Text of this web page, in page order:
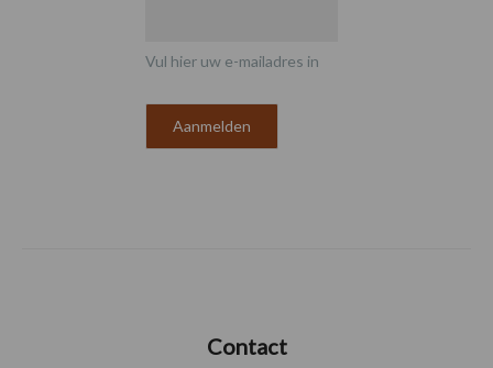
Vul hier uw e-mailadres in
Contact